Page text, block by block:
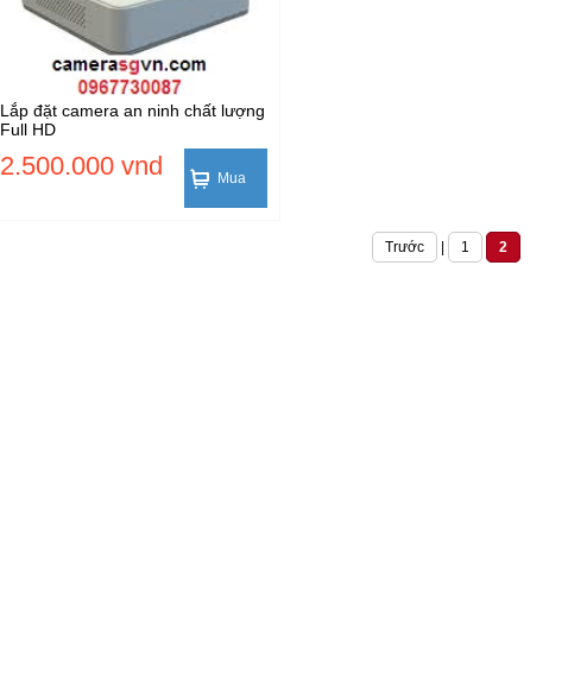
Lắp đặt camera an ninh chất lượng
Full HD
2.500.000 vnd Mua
Trước 1 2